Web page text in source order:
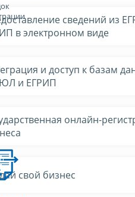
сведений из
в электронном виде
и доступ к базам
и ЕГРИП
онлайн-
свой бизнес